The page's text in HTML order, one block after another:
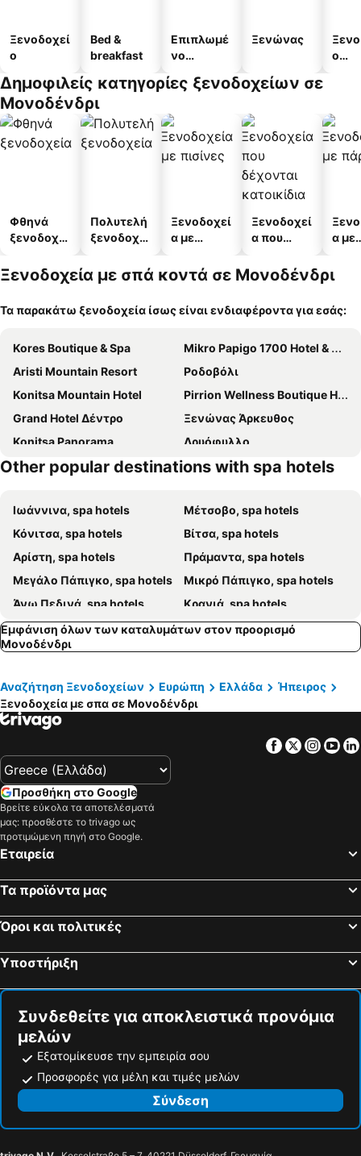
Ξενοδοχεί
ο
Bed &
breakfast
Επιπλωμέ
νο
α
Ξενώνας
ο
Δημοφιλείς κατηγορίες ξενοδοχείων σε
Μονοδένδρι
Φθηνά
ξενοδοχεί
Πολυτελή
ξενοδοχεί
Ξενοδοχεί
α με
Ξενοδοχεί
α που
κατοικίδι
α
α με
Ξενοδοχεία με σπά κοντά σε Μονοδένδρι
Τα παρακάτω ξενοδοχεία ίσως είναι ενδιαφέροντα για εσάς:
Kores Boutique & Spa
Mikro Papigo 1700 Hotel & Spa
Aristi Mountain Resort
Ροδοβόλι
Konitsa Mountain Hotel
Pirrion Wellness Boutique Hotel
Grand Hotel Δέντρο
Ξενώνας Άρκευθος
Konitsa Panorama
Δρυόφυλλο
Mount Grace Suites&spa Ioannina
'Απειρος Χώρα
Other popular destinations with spa hotels
Ιωάννινα, spa hotels
Μέτσοβο, spa hotels
Κόνιτσα, spa hotels
Βίτσα, spa hotels
Αρίστη, spa hotels
Πράμαντα, spa hotels
Μεγάλο Πάπιγκο, spa hotels
Μικρό Πάπιγκο, spa hotels
Άνω Πεδινά, spa hotels
Κρανιά, spa hotels
Κωστήτσι, spa hotels
Μολυβδοσκέπαστη, spa hotels
Κήποι, spa hotels
Ελάτη, spa hotels
Κλήμα, spa hotels
Καλαρρύτες, spa hotels
Εμφάνιση όλων των καταλυμάτων στον προορισμό
Μονοδένδρι
Αναζήτηση Ξενοδοχείων Ευρώπη Ελλάδα
Ήπειρος
Ξενοδοχεία με σπα σε Μονοδένδρι
Facebook
Twitter
Προσθήκη στο Google
Βρείτε εύκολα τα αποτελέσματά
μας: προσθέστε το trivago ως
προτιμώμενη πηγή στο Google.
Εταιρεία
Τα προϊόντα μας
Όροι και πολιτικές
Υποστήριξη
Συνδεθείτε για αποκλειστικά προνόμια
μελών
Εξατομίκευσε την εμπειρία σου
Προσφορές για μέλη και τιμές μελών
Σύνδεση